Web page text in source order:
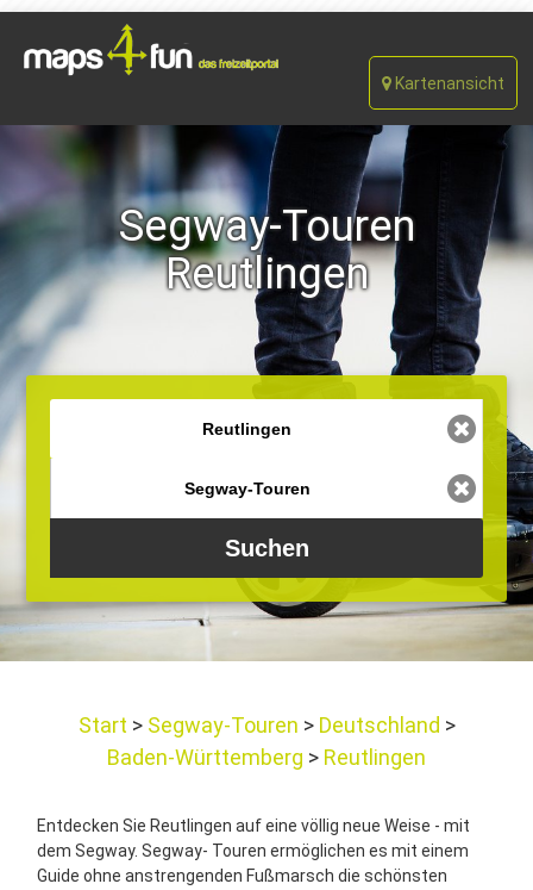
Kartenansicht
Segway-Touren
Reutlingen
Start Segway-Touren
Deutschland
Baden-Württemberg
Reutlingen
Entdecken Sie Reutlingen auf eine völlig neue Weise - mit
dem Segway. Segway- Touren ermöglichen es mit einem
Guide ohne anstrengenden Fußmarsch die schönsten